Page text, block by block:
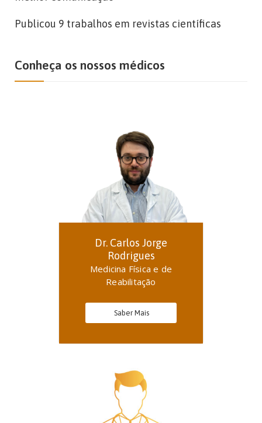
Publicou 9 trabalhos em revistas científicas
Conheça os nossos médicos
Dr. Carlos Jorge
Rodrigues
Medicina Física e de
Reabilitação
Saber Mais